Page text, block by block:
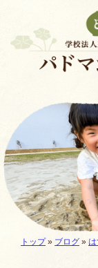
メインメニ
ここから本文です。
現在地:
トップ» ブログ » は